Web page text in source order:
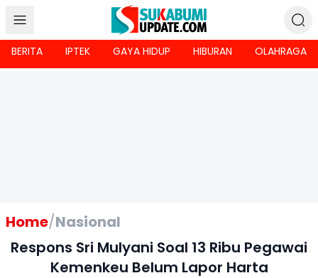
BERITA IPTEK GAYA HIDUP HIBURAN OLAHRAGA
Home/Nasional
Respons Sri Mulyani Soal 13 Ribu Pegawai
Kemenkeu Belum Lapor Harta